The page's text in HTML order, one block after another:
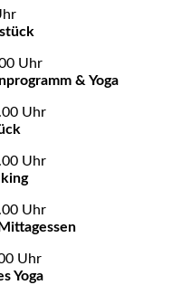
Uhr
& Yoga
Uhr
Uhr
Uhr
Uhr
Yoga